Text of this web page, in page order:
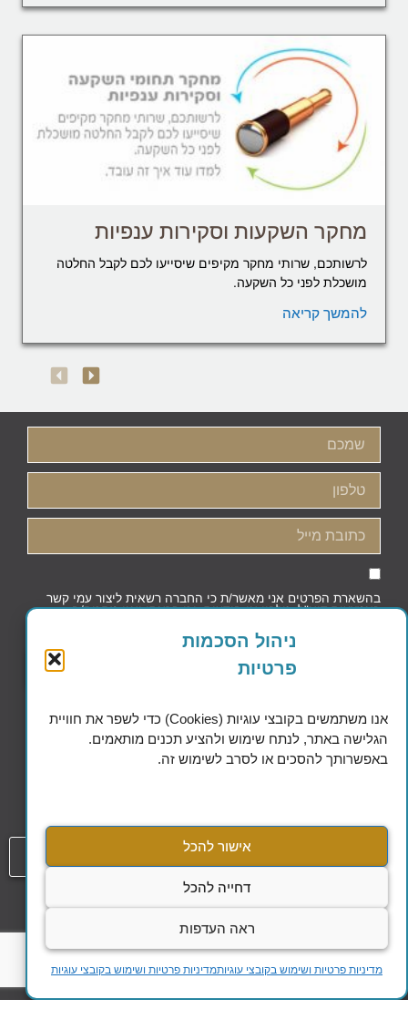
ניהול הסכמות
פרטיות
אנו משתמשים בקובצי עוגיות (Cookies) כדי לשפר את חוויית
הגלישה באתר, לנתח שימוש ולהציע תכנים מותאמים.
באפשרותך להסכים או לסרב לשימוש זה.
אישור להכל
דחייה להכל
ראה העדפות
מדיניות פרטיות ושימוש בקובצי עוגיותמדיניות פרטיות ושימוש בקובצי עוגיות
מחקר השקעות וסקירות ענפיות
לרשותכם, שרותי מחקר מקיפים שיסייעו לכם לקבל החלטה
מושכלת לפני כל השקעה.
להמשך קריאה
בהשארת הפרטים אני מאשר/ת כי החברה רשאית ליצור עמי קשר
באמצעות דוא"ל, טלפון או הודעות, וכי קראתי ואני מסכים/ה
054-808-1508
עמודהסדרי נגישות
מדיניות הפרטיות ושימוש בקבצי עוגיות
כל הזכויות שמורות להילה אלקלעי @ 2023